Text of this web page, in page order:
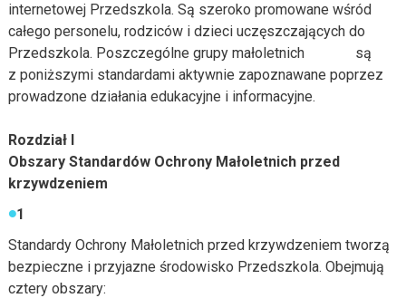
internetowej Przedszkola. Są szeroko promowane wśród
całego personelu, rodziców i dzieci uczęszczających do
Przedszkola. Poszczególne grupy małoletnich są
z poniższymi standardami aktywnie zapoznawane poprzez
prowadzone działania edukacyjne i informacyjne.
Rozdział I
Obszary Standardów Ochrony Małoletnich przed
krzywdzeniem
1
Standardy Ochrony Małoletnich przed krzywdzeniem tworzą
bezpieczne i przyjazne środowisko Przedszkola. Obejmują
cztery obszary: